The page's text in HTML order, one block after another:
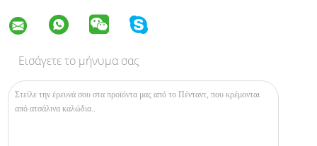
Εισάγετε το μήνυμα σας